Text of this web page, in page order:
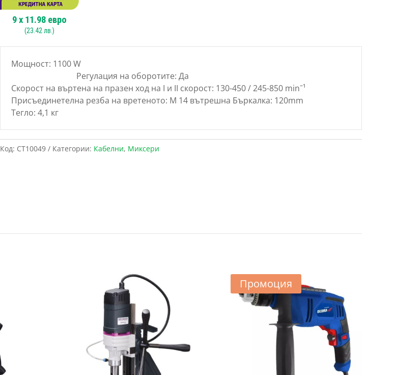
9x 11.98евро
(23.42лв.)
Мощност: 1100 W
Регулация на оборотите: Да
Скорост на въртена на празен ход на I и II скорост: 130-450 / 245-850 minˉ¹
Присъединетелна резба на вретеното: М 14 вътрешна Бъркалка: 120mm
Тегло: 4,1 кг
Код: CT10049 Категории: Кабелни, Миксери
Промоция